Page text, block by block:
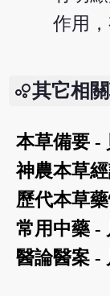
作用
其它相
本草備要 -
神農本草
歷代本草
常用中藥 -
醫論醫案 -